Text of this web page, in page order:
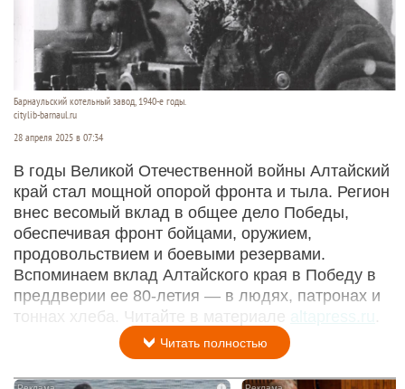
Барнаульский котельный завод, 1940-е годы.
citylib-barnaul.ru
28 апреля 2025 в 07:34
В годы Великой Отечественной войны Алтайский
край стал мощной опорой фронта и тыла. Регион
внес весомый вклад в общее дело Победы,
обеспечивая фронт бойцами, оружием,
продовольствием и боевыми резервами.
Вспоминаем вклад Алтайского края в Победу в
преддверии ее 80-летия — в людях, патронах и
тоннах хлеба. Читайте в материале
altapress.ru
Читать полностью